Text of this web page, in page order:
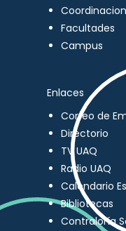
Facultades
Campus
Enlaces
Correo de
Directorio
TV UAQ
Radio UAQ
Calendario
Bibliotecas
Contraloría